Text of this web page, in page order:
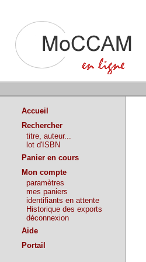
Accueil
Rechercher
titre, auteur...
lot d'ISBN
Panier en cours
Mon compte
paramètres
mes paniers
identifiants en attente
Historique des exports
déconnexion
Aide
Portail